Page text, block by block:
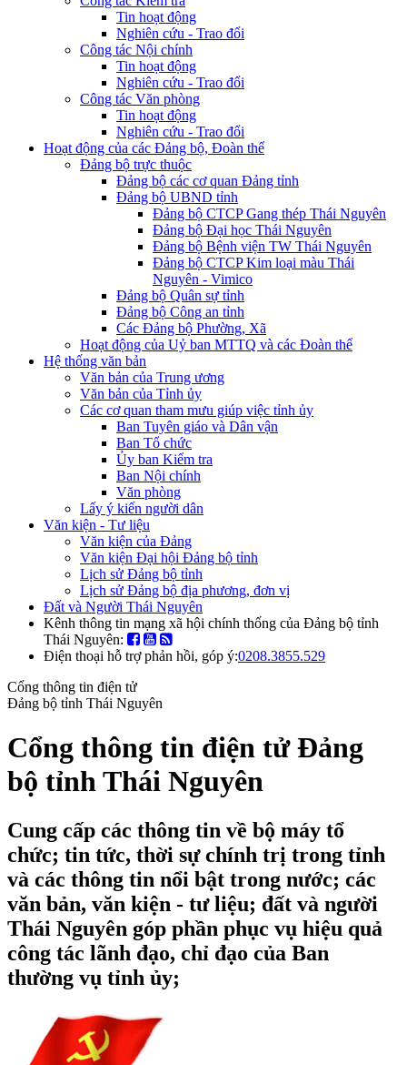
Tin hoạt động
Nghiên cứu - Trao đổi
Công tác Nội chính
Tin hoạt động
Nghiên cứu - Trao đổi
Công tác Văn phòng
Tin hoạt động
Nghiên cứu - Trao đổi
Hoạt động của các Đảng bộ, Đoàn thể
Đảng bộ trực thuộc
Đảng bộ các cơ quan Đảng tỉnh
Đảng bộ UBND tỉnh
Đảng bộ CTCP Gang thép Thái Nguyên
Đảng bộ Đại học Thái Nguyên
Đảng bộ Bệnh viện TW Thái Nguyên
Đảng bộ CTCP Kim loại màu Thái
Nguyên - Vimico
Đảng bộ Quân sự tỉnh
Đảng bộ Công an tỉnh
Các Đảng bộ Phường, Xã
Hoạt động của Uỷ ban MTTQ và các Đoàn thể
Hệ thống văn bản
Văn bản của Trung ương
Văn bản của Tỉnh ủy
Các cơ quan tham mưu giúp việc tỉnh ủy
Ban Tuyên giáo và Dân vận
Ban Tổ chức
Ủy ban Kiểm tra
Ban Nội chính
Văn phòng
Lấy ý kiến người dân
Văn kiện - Tư liệu
Văn kiện của Đảng
Văn kiện Đại hội Đảng bộ tỉnh
Lịch sử Đảng bộ tỉnh
Lịch sử Đảng bộ địa phương, đơn vị
Đất và Người Thái Nguyên
Kênh thông tin mạng xã hội chính thống của Đảng bộ tỉnh
Thái Nguyên:
Điện thoại hỗ trợ phản hồi, góp ý:0208.3855.529
Cổng thông tin điện tử
Đảng bộ tỉnh Thái Nguyên
Cổng thông tin điện tử Đảng
bộ tỉnh Thái Nguyên
Cung cấp các thông tin về bộ máy tổ
chức; tin tức, thời sự chính trị trong tỉnh
và các thông tin nổi bật trong nước; các
văn bản, văn kiện - tư liệu; đất và người
Thái Nguyên góp phần phục vụ hiệu quả
công tác lãnh đạo, chỉ đạo của Ban
thường vụ tỉnh ủy;